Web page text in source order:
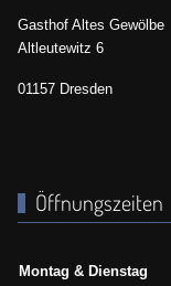
Gasthof Altes Gewölbe
Altleutewitz 6
01157 Dresden
Öffnungszeiten
Montag & Dienstag